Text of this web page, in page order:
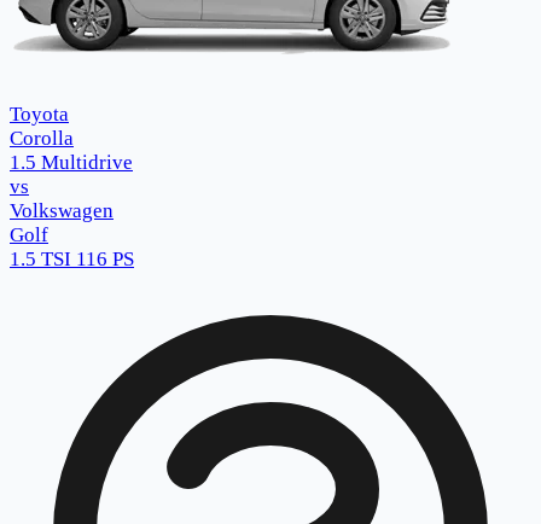
Toyota
Corolla
1.5 Multidrive
vs
Volkswagen
Golf
1.5 TSI 116 PS